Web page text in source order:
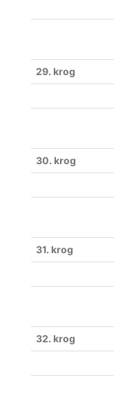
29. krog
30. krog
31. krog
32. krog